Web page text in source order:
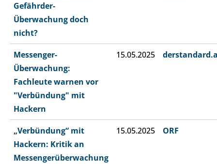
Gefährder-
Überwachung doch
nicht?
Messenger-
Überwachung:
Fachleute warnen vor
"Verbündung" mit
Hackern
15.05.2025
„Verbündung“ mit
Hackern: Kritik an
Messengerüberwachung
15.05.2025 ORF